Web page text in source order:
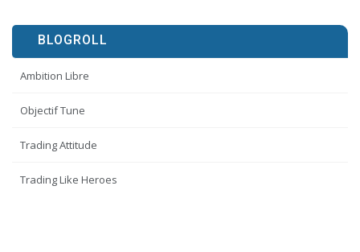
BLOGROLL
Ambition Libre
Objectif Tune
Trading Attitude
Trading Like Heroes